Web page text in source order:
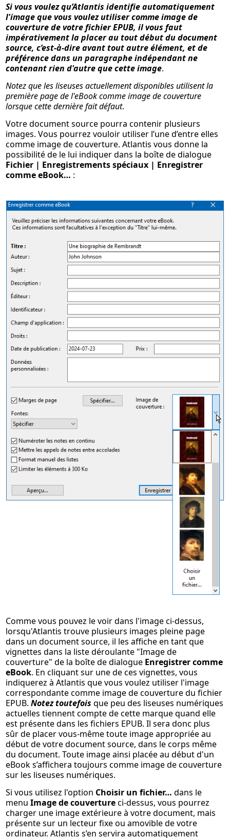
Si vous voulez qu’Atlantis identifie automatiquement
l'image que vous voulez utiliser comme image de
couverture de votre fichier EPUB, il vous faut
impérativement la placer au tout début du document
source, c’est-à-dire avant tout autre élément, et de
préférence dans un paragraphe indépendant ne
contenant rien d'autre que cette image.
Notez que les liseuses actuellement disponibles utilisent la
première page de l'eBook comme image de couverture
lorsque cette dernière fait défaut.
Votre document source pourra contenir plusieurs
images. Vous pourrez vouloir utiliser l’une d’entre elles
comme image de couverture. Atlantis vous donne la
possibilité de le lui indiquer dans la boîte de dialogue
Fichier | Enregistrements spéciaux | Enregistrer
comme eBook… :
Comme vous pouvez le voir dans l'image ci-dessus,
lorsqu'Atlantis trouve plusieurs images pleine page
dans un document source, il les affiche en tant que
vignettes dans la liste déroulante "Image de
couverture" de la boîte de dialogue Enregistrer comme
eBook. En cliquant sur une de ces vignettes, vous
indiquerez à Atlantis que vous voulez utiliser l'image
correspondante comme image de couverture du fichier
EPUB.Notez toutefois que peu des liseuses numériques
actuelles tiennent compte de cette marque quand elle
est présente dans les fichiers EPUB. Il sera donc plus
sûr de placer vous-même toute image appropriée au
début de votre document source, dans le corps même
du document. Toute image ainsi placée au début d'un
eBook s’affichera toujours comme image de couverture
sur les liseuses numériques.
Si vous utilisez l'option Choisir un fichier… dans le
menuImage de couvertureci-dessus, vous pourrez
charger une image extérieure à votre document, mais
présente sur un lecteur fixe ou amovible de votre
ordinateur. Atlantis s’en servira automatiquement